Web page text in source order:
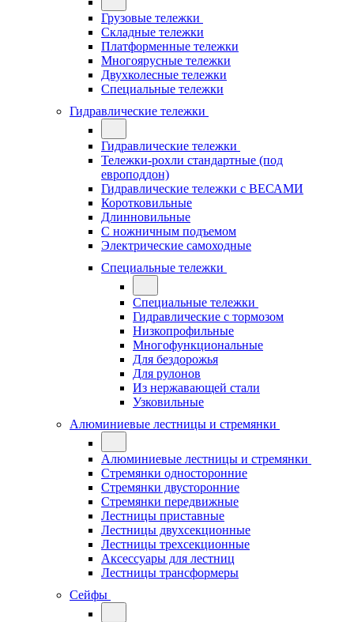
Грузовые тележки
Складные тележки
Платформенные тележки
Многоярусные тележки
Двухколесные тележки
Специальные тележки
Гидравлические тележки
Гидравлические тележки
Тележки-рохли стандартные (под
европоддон)
Гидравлические тележки с ВЕСАМИ
Коротковильные
Длинновильные
С ножничным подъемом
Электрические самоходные
Специальные тележки
Специальные тележки
Гидравлические с тормозом
Низкопрофильные
Многофункциональные
Для бездорожья
Для рулонов
Из нержавающей стали
Узковильные
Алюминиевые лестницы и стремянки
Алюминиевые лестницы и стремянки
Стремянки односторонние
Стремянки двусторонние
Стремянки передвижные
Лестницы приставные
Лестницы двухсекционные
Лестницы трехсекционные
Аксессуары для лестниц
Лестницы трансформеры
Сейфы